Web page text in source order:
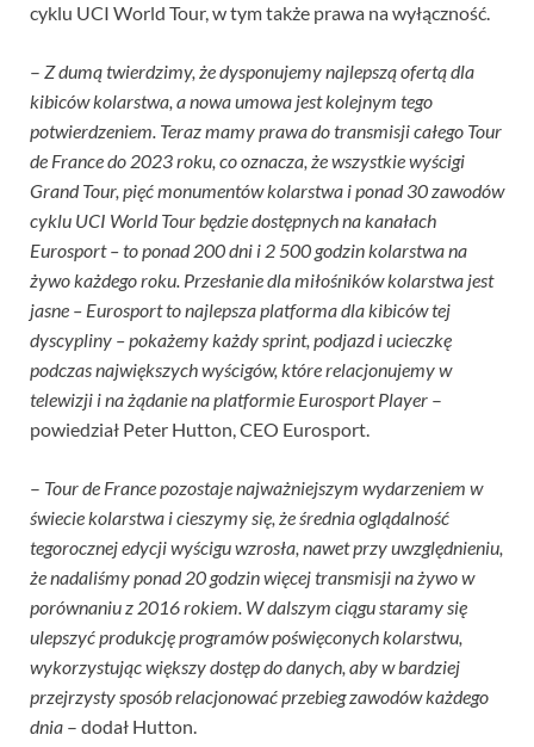
cyklu UCI World Tour, w tym także prawa na wyłączność.
– Z dumą twierdzimy, że dysponujemy najlepszą ofertą dla
kibiców kolarstwa, a nowa umowa jest kolejnym tego
potwierdzeniem. Teraz mamy prawa do transmisji całego Tour
de France do 2023 roku, co oznacza, że wszystkie wyścigi
Grand Tour, pięć monumentów kolarstwa i ponad 30 zawodów
cyklu UCI World Tour będzie dostępnych na kanałach
Eurosport – to ponad 200 dni i 2 500 godzin kolarstwa na
żywo każdego roku. Przesłanie dla miłośników kolarstwa jest
jasne – Eurosport to najlepsza platforma dla kibiców tej
dyscypliny – pokażemy każdy sprint, podjazd i ucieczkę
podczas największych wyścigów, które relacjonujemy w
telewizji i na żądanie na platformie Eurosport Player –
powiedział Peter Hutton, CEO Eurosport.
– Tour de France pozostaje najważniejszym wydarzeniem w
świecie kolarstwa i cieszymy się, że średnia oglądalność
tegorocznej edycji wyścigu wzrosła, nawet przy uwzględnieniu,
że nadaliśmy ponad 20 godzin więcej transmisji na żywo w
porównaniu z 2016 rokiem. W dalszym ciągu staramy się
ulepszyć produkcję programów poświęconych kolarstwu,
wykorzystując większy dostęp do danych, aby w bardziej
przejrzysty sposób relacjonować przebieg zawodów każdego
dnia – dodał Hutton.